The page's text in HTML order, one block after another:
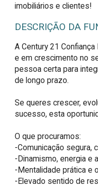
imobiliários e clientes!
DESCRIÇÃO DA
A Century 21
e em crescimento no
pessoa certa para
de longo prazo.
Se queres crescer,
sucesso, esta
O que procuramos:
-Comunicação segura,
-Dinamismo, energia e
-Mentalidade prática e
-Elevado sentido de